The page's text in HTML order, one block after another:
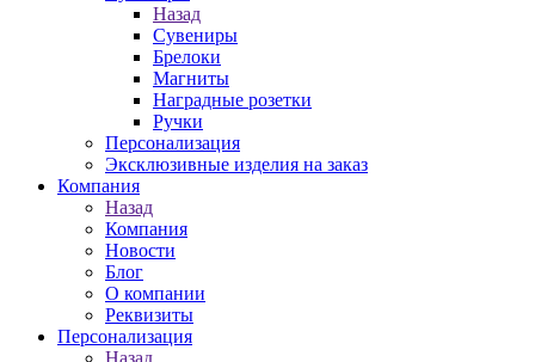
Назад
Сувениры
Брелоки
Магниты
Наградные розетки
Ручки
Персонализация
Эксклюзивные изделия на заказ
Компания
Назад
Компания
Новости
Блог
О компании
Реквизиты
Персонализация
Назад